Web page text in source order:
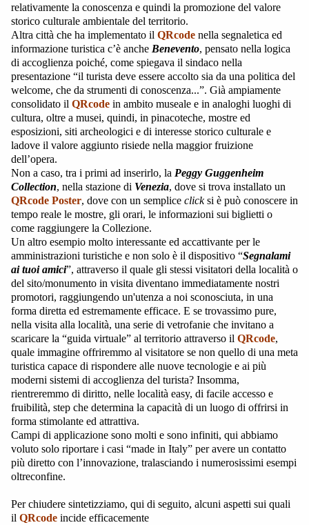
relativamente la conoscenza e quindi la promozione del valore
storico culturale ambientale del territorio.
Altra città che ha implementato il QRcode nella segnaletica ed
informazione turistica c’è anche Benevento, pensato nella logica
di accoglienza poiché, come spiegava il sindaco nella
presentazione “il turista deve essere accolto sia da una politica del
welcome, che da strumenti di conoscenza...”. Già ampiamente
consolidato il QRcode in ambito museale e in analoghi luoghi di
cultura, oltre a musei, quindi, in pinacoteche, mostre ed
esposizioni, siti archeologici e di interesse storico culturale e
ladove il valore aggiunto risiede nella maggior fruizione
dell’opera.
Non a caso, tra i primi ad inserirlo, la Peggy Guggenheim
Collection, nella stazione di Venezia, dove si trova installato un
QRcode Poster, dove con un semplice clicksi è può conoscere in
tempo reale le mostre, gli orari, le informazioni sui biglietti o
come raggiungere la Collezione.
Un altro esempio molto interessante ed accattivante per le
amministrazioni turistiche e non solo è il dispositivo “Segnalami
ai tuoi amici”, attraverso il quale gli stessi visitatori della località o
del sito/monumento in visita diventano immediatamente nostri
promotori, raggiungendo un'utenza a noi sconosciuta, in una
forma diretta ed estremamente efficace. E se trovassimo pure,
nella visita alla località, una serie di vetrofanie che invitano a
scaricare la “guida virtuale” al territorio attraverso il QRcode,
quale immagine offriremmo al visitatore se non quello di una meta
turistica capace di rispondere alle nuove tecnologie e ai più
moderni sistemi di accoglienza del turista? Insomma,
rientreremmo di diritto, nelle località easy, di facile accesso e
fruibilità, step che determina la capacità di un luogo di offrirsi in
forma stimolante ed attrattiva.
Campi di applicazione sono molti e sono infiniti, qui abbiamo
voluto solo riportare i casi “made in Italy” per avere un contatto
più diretto con l’innovazione, tralasciando i numerosissimi esempi
oltreconfine.
Per chiudere sintetizziamo, qui di seguito, alcuni aspetti sui quali
il QRcode incide efficacemente